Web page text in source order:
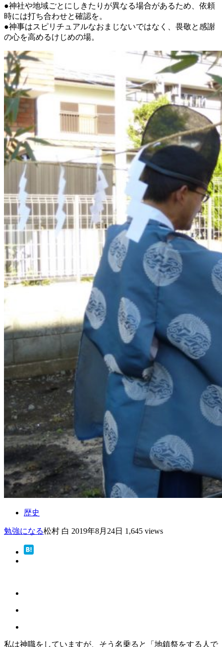
●神社や地域ごとにしきたりが異なる場合があるため、依頼
時には打ち合わせと確認を。
●神事はスピリチュアルなおまじないではなく、畏敬と感謝
の心を高めるけじめの場。
歴史
勉強になる松村 白 2019年8月24日 1,645 views
私は神職をしていますが、そう名乗ると「地鎮祭をする人で